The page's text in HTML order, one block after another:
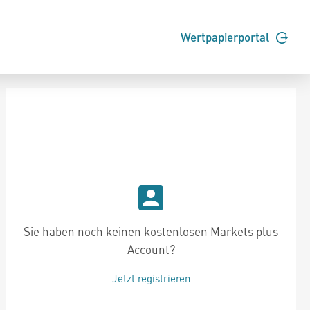
Wertpapierportal
Sie haben noch keinen kostenlosen Markets plus
Account?
Jetzt registrieren